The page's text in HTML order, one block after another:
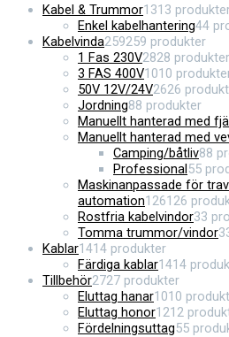
Kabel & Trummor1313
Enkel kabelhantering44
Kabelvinda259259 produkter
1 Fas 230V2828 produkter
3 FAS 400V1010
50V 12V/24V2626
Jordning88 produkter
Manuellt hanterad med
Manuellt hanterad med
Camping/båtliv88
Professional55
Maskinanpassade för
automation126126
Rostfria kabelvindor33
Tomma trummor/vindor3
Kablar1414 produkter
Färdiga kablar1414
Tillbehör2727 produkter
Eluttag hanar1010
Eluttag honor1212
Fördelningsuttag55